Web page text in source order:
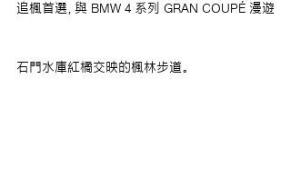
追楓首選，與 BMW 4 系列 GRAN COUPÉ 漫遊
石門水庫紅橘交映的楓林步道。